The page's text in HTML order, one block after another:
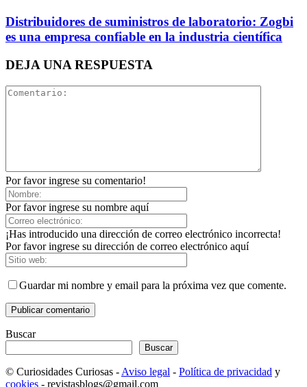
Distribuidores de suministros de laboratorio: Zogbi
es una empresa confiable en la industria científica
DEJA UNA RESPUESTA
Por favor ingrese su comentario!
Por favor ingrese su nombre aquí
¡Has introducido una dirección de correo electrónico incorrecta!
Por favor ingrese su dirección de correo electrónico aquí
Guardar mi nombre y email para la próxima vez que comente.
Buscar
Buscar
© Curiosidades Curiosas - Aviso legal - Política de privacidad y
cookies - revistasblogs@gmail.com